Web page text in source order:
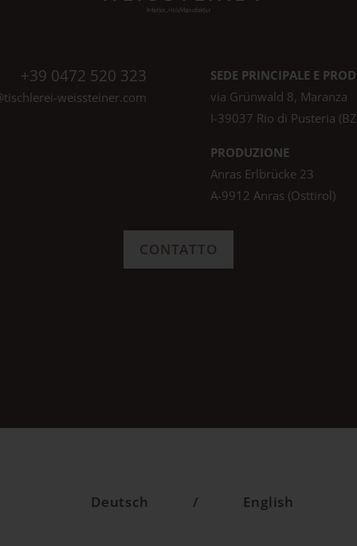
+39 0472 520 323
weissteiner.com
SEDE PRINCIPALE E
via Grünwald 8, Maranza
I-39037 Rio di Pusteria
PRODUZIONE
Anras Erlbrücke 23
A-9912 Anras (Osttirol)
CONTATTO
Deutsch / English